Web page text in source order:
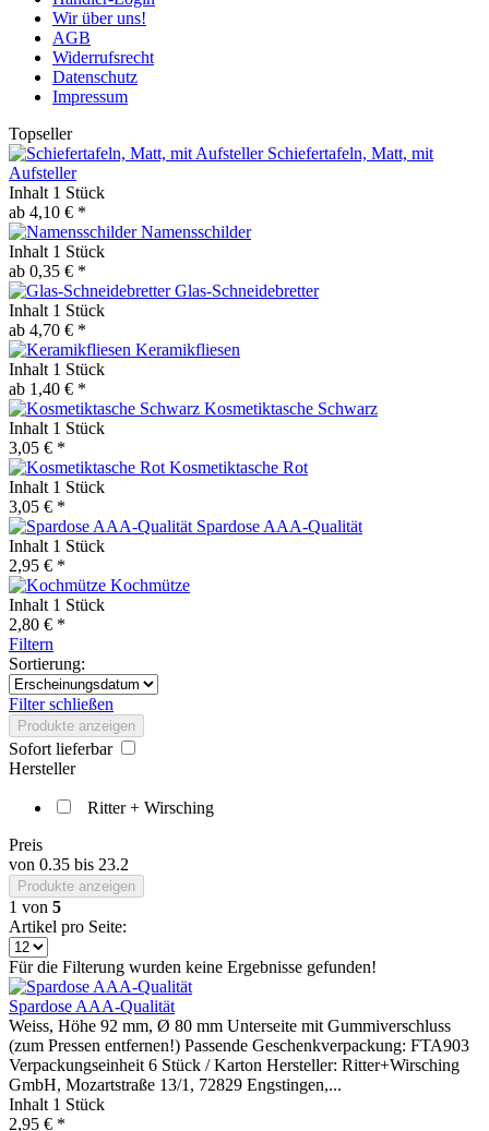
Wir über uns!
AGB
Widerrufsrecht
Datenschutz
Impressum
Topseller
Schiefertafeln, Matt, mit
Aufsteller
Inhalt 1 Stück
ab 4,10 € *
Namensschilder
Inhalt 1 Stück
ab 0,35 € *
Glas-Schneidebretter
Inhalt 1 Stück
ab 4,70 € *
Keramikfliesen
Inhalt 1 Stück
ab 1,40 € *
Kosmetiktasche Schwarz
Inhalt 1 Stück
3,05 € *
Kosmetiktasche Rot
Inhalt 1 Stück
3,05 € *
Spardose AAA-Qualität
Inhalt 1 Stück
2,95 € *
Kochmütze
Inhalt 1 Stück
2,80 € *
Filtern
Sortierung:
Filter schließen
Produkte anzeigen
Sofort lieferbar
Hersteller
Ritter + Wirsching
Preis
von 0.35 bis 23.2
Produkte anzeigen
1 von 5
Artikel pro Seite:
Für die Filterung wurden keine Ergebnisse gefunden!
Spardose AAA-Qualität
Weiss, Höhe 92 mm, Ø 80 mm Unterseite mit Gummiverschluss
(zum Pressen entfernen!) Passende Geschenkverpackung: FTA903
Verpackungseinheit 6 Stück / Karton Hersteller: Ritter+Wirsching
GmbH, Mozartstraße 13/1, 72829 Engstingen,...
Inhalt 1 Stück
2,95 € *